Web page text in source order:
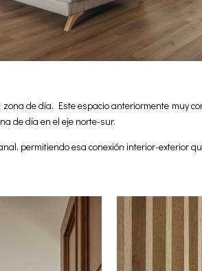
de día. Este espacio anteriormente muy
de día en el eje norte-sur.
permitiendo esa conexión interior-exterior